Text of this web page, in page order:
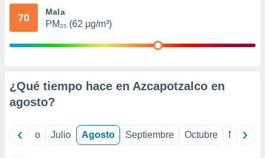
publicidad
70 Mala
PM₂₅ (62 µg/m³)
¿Qué tiempo hace en Azcapotzalco en
agosto?
Junio Julio Agosto Septiembre Octubre